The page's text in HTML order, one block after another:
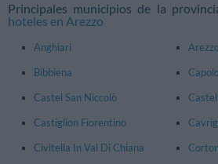
Principales municipios de la
hoteles en Arezzo
Anghiari
Bibbiena
Castel San Niccolò
Castiglion Fiorentino
Civitella In Val Di Chiana